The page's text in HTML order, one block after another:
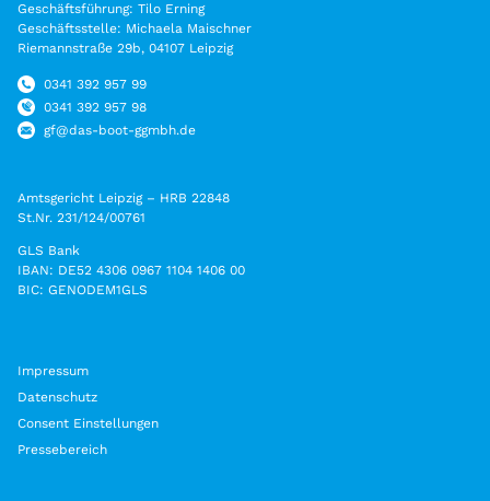
Geschäftsführung: Tilo Erning
Geschäftsstelle: Michaela Maischner
Riemannstraße 29b, 04107 Leipzig
0341 392 957 99
0341 392 957 98
gf@das-boot-ggmbh.de
Amtsgericht Leipzig – HRB 22848
St.Nr. 231/124/00761
GLS Bank
IBAN: DE52 4306 0967 1104 1406 00
BIC: GENODEM1GLS
Impressum
Datenschutz
Consent Einstellungen
Pressebereich